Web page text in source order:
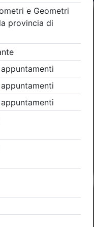
- Ordine:
dal7/8/2026
inseriti